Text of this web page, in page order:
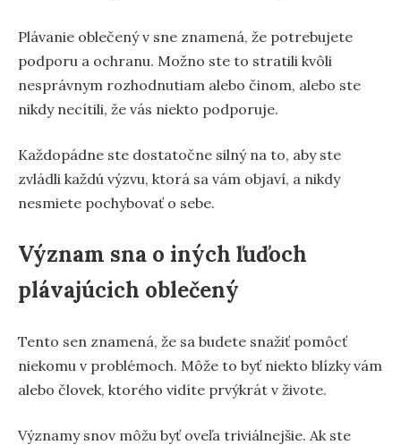
Plávanie oblečený v sne znamená, že potrebujete
podporu a ochranu. Možno ste to stratili kvôli
nesprávnym rozhodnutiam alebo činom, alebo ste
nikdy necítili, že vás niekto podporuje.
Každopádne ste dostatočne silný na to, aby ste
zvládli každú výzvu, ktorá sa vám objaví, a nikdy
nesmiete pochybovať o sebe.
Význam sna o iných ľuďoch
plávajúcich oblečený
Tento sen znamená, že sa budete snažiť pomôcť
niekomu v problémoch. Môže to byť niekto blízky vám
alebo človek, ktorého vidíte prvýkrát v živote.
Významy snov môžu byť oveľa triviálnejšie. Ak ste